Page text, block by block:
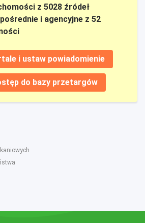
z 5028 źródeł
i agencyjne z 52
i ustaw powiadomienie
do bazy przetargów